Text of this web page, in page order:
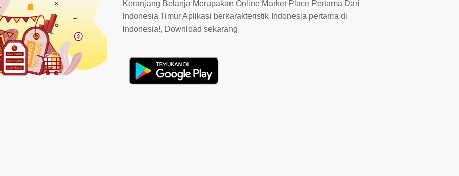
Keranjang Belanja Merupakan Online Market Place Pertama Dari
Indonesia Timur Aplikasi berkarakteristik Indonesia pertama di
Indonesia!, Download sekarang